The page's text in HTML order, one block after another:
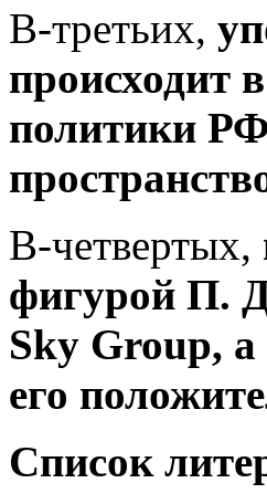
В-третьих,
происходит
политики РФ
В-четвертых,
фигурой П.
Sky Group,
его
Список